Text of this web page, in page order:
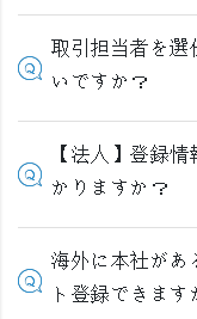
取引担当者を
いですか？
【法人】登録
かりますか？
海外に本社が
ト登録できます